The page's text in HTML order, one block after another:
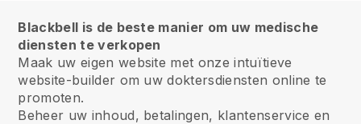
Blackbell is de beste manier om uw medische
diensten te verkopen
Maak uw eigen website met onze intuïtieve
website-builder om uw doktersdiensten online te
promoten.
Beheer uw inhoud, betalingen, klantenservice en